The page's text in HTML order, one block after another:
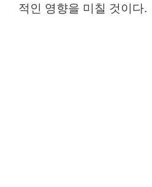
적인 영향을 미칠 것이다.